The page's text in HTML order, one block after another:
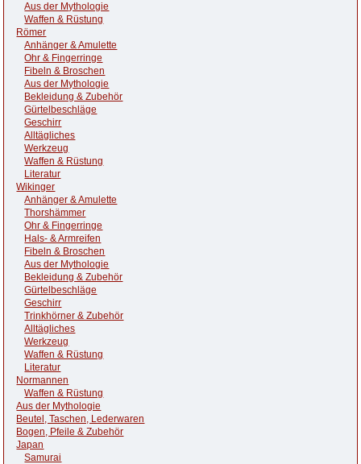
Aus der Mythologie
Waffen & Rüstung
Römer
Anhänger & Amulette
Ohr & Fingerringe
Fibeln & Broschen
Aus der Mythologie
Bekleidung & Zubehör
Gürtelbeschläge
Geschirr
Alltägliches
Werkzeug
Waffen & Rüstung
Literatur
Wikinger
Anhänger & Amulette
Thorshämmer
Ohr & Fingerringe
Hals- & Armreifen
Fibeln & Broschen
Aus der Mythologie
Bekleidung & Zubehör
Gürtelbeschläge
Geschirr
Trinkhörner & Zubehör
Alltägliches
Werkzeug
Waffen & Rüstung
Literatur
Normannen
Waffen & Rüstung
Aus der Mythologie
Beutel, Taschen, Lederwaren
Bogen, Pfeile & Zubehör
Japan
Samurai